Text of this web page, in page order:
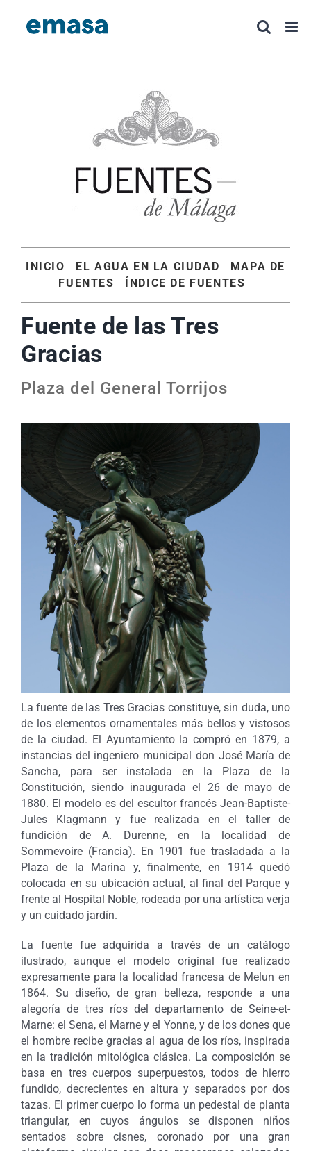
INICIO EL AGUA EN LA CIUDAD
MAPA DE
FUENTES
ÍNDICE DE FUENTES
Fuente de las Tres
Gracias
Plaza del General Torrijos
La fuente de las Tres Gracias constituye, sin duda, uno
de los elementos ornamentales más bellos y vistosos
de la ciudad. El Ayuntamiento la compró en 1879, a
instancias del ingeniero municipal don José María de
Sancha, para ser instalada en la Plaza de la
Constitución, siendo inaugurada el 26 de mayo de
1880. El modelo es del escultor francés Jean-Baptiste-
Jules Klagmann y fue realizada en el taller de
fundición de A. Durenne, en la localidad de
Sommevoire (Francia). En 1901 fue trasladada a la
Plaza de la Marina y, finalmente, en 1914 quedó
colocada en su ubicación actual, al final del Parque y
frente al Hospital Noble, rodeada por una artística verja
y un cuidado jardín.
La fuente fue adquirida a través de un catálogo
ilustrado, aunque el modelo original fue realizado
expresamente para la localidad francesa de Melun en
1864. Su diseño, de gran belleza, responde a una
alegoría de tres ríos del departamento de Seine-et-
Marne: el Sena, el Marne y el Yonne, y de los dones que
el hombre recibe gracias al agua de los ríos, inspirada
en la tradición mitológica clásica. La composición se
basa en tres cuerpos superpuestos, todos de hierro
fundido, decrecientes en altura y separados por dos
tazas. El primer cuerpo lo forma un pedestal de planta
triangular, en cuyos ángulos se disponen niños
sentados sobre cisnes, coronado por una gran